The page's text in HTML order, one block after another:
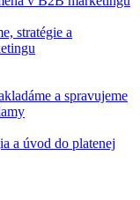
stratégie a
a úvod do platenej